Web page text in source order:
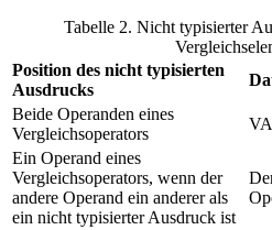
Tabelle 2. Nicht typisierter
Position des nicht typisierten
Ausdrucks
Beide Operanden eines
Vergleichsoperators
Ein Operand eines
Vergleichsoperators, wenn der
andere Operand ein anderer als
ein nicht typisierterAusdruck ist